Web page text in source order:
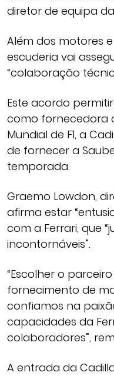
diretor de equipa da
Além dos motores
escuderia vai
“colaboração
Este acordo
como fornecedora
Mundial de F1, a
de fornecer a
temporada.
Graemo Lowdon,
afirma estar
com a Ferrari, que
incontornáveis”.
“Escolher o
fornecimento de
confiamos na
capacidades da
colaboradores”,
A entrada da